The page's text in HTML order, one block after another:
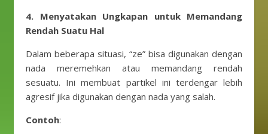
4. Menyatakan Ungkapan untuk Memandang
Rendah Suatu Hal
Dalam beberapa situasi, “ze” bisa digunakan dengan
nada meremehkan atau memandang rendah
sesuatu. Ini membuat partikel ini terdengar lebih
agresif jika digunakan dengan nada yang salah.
Contoh: